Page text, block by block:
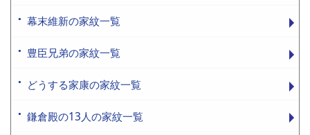
幕末維新の家紋一覧
豊臣兄弟の家紋一覧
どうする家康の家紋一覧
鎌倉殿の13人の家紋一覧